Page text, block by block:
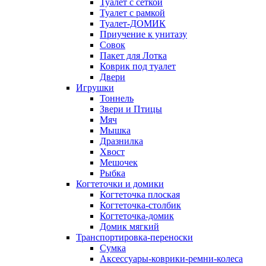
Туалет с рамкой
Туалет-ДОМИК
Приучение к унитазу
Совок
Пакет для Лотка
Коврик под туалет
Двери
Игрушки
Тоннель
Звери и Птицы
Мяч
Мышка
Дразнилка
Хвост
Мешочек
Рыбка
Когтеточки и домики
Когтеточка плоская
Когтеточка-столбик
Когтеточка-домик
Домик мягкий
Транспортировка-переноски
Сумка
Аксессуары-коврики-ремни-колеса